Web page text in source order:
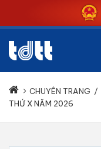
CHUYÊN TRANG /
THỨ X NĂM 2026